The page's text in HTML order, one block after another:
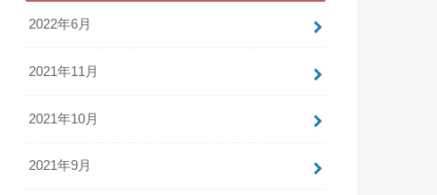
2022年6月
2021年11月
2021年10月
2021年9月